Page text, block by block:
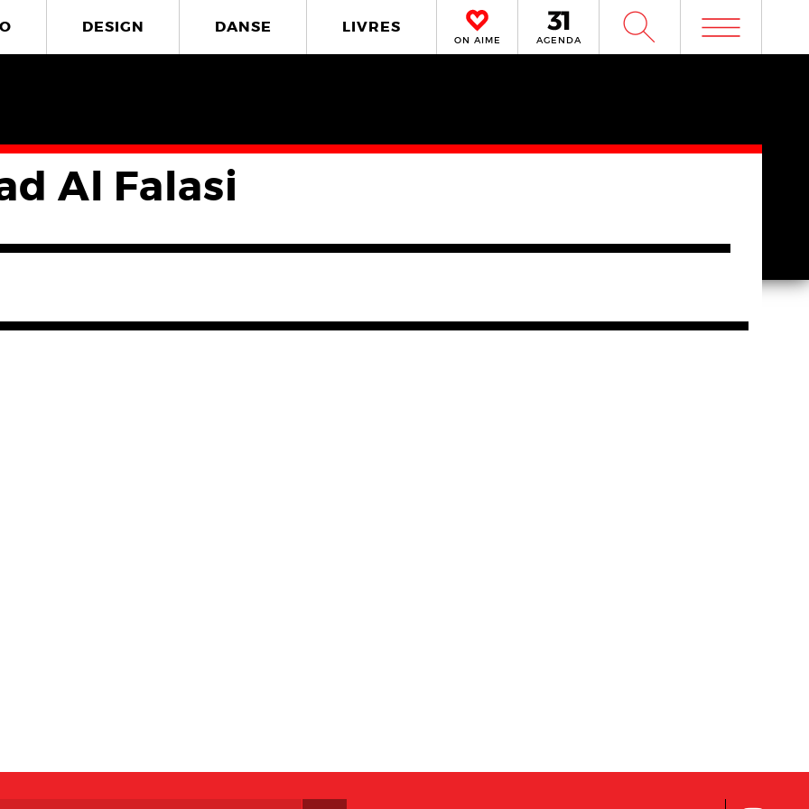
DESIGN DANSE LIVRES
ON AIME AGENDA W m
Al Falasi